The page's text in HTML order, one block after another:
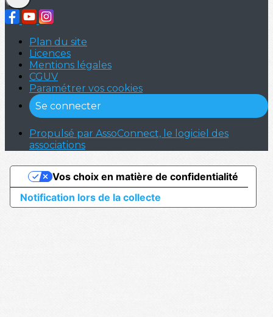
Plan du site
Licences
Mentions légales
CGUV
Paramétrer vos cookies
Se connecter
Propulsé par AssoConnect, le logiciel des
associations
Notification lors de la collecte
Vos choix en matière de confidentialité